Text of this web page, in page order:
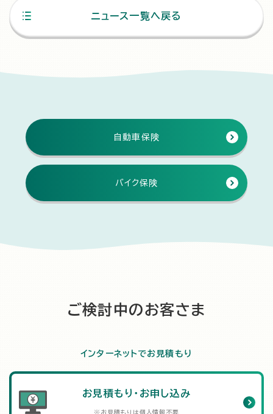
ニュース一覧へ戻る
自動車保険
バイク保険
ご検討中のお客さま
インターネットでお見積もり
お見積もり・お申し込み
※お見積もりは個人情報不要